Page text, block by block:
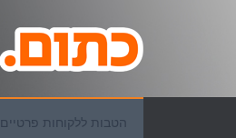
הטבות ללקוחות פרטיים